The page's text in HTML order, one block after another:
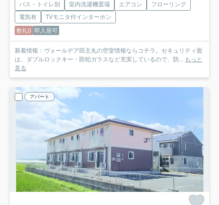
バス・トイレ別 室内洗濯機置場 エアコン
フローリング
電気有
TVモニタ付インターホン
敷礼0 即入居可
新着情報：ヴォールデア田主丸の空室情報ならコチラ。セキュリティ面
は、ダブルロックキー・防犯ガラスなど充実しているので、防... もっと
見る
アパート